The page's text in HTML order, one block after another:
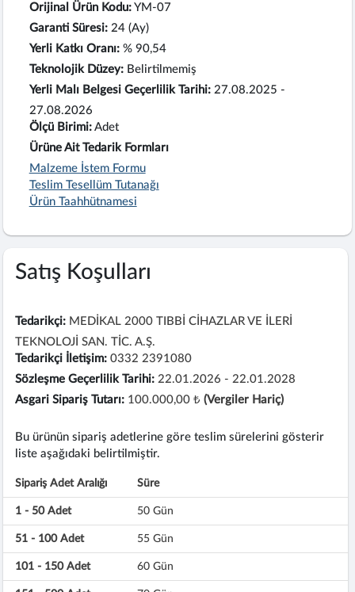
Orijinal Ürün Kodu: YM-07
Garanti Süresi: 24 (Ay)
Yerli Katkı Oranı: % 90,54
Teknolojik Düzey: Belirtilmemiş
Yerli Malı Belgesi Geçerlilik Tarihi: 27.08.2025 -
27.08.2026
Ölçü Birimi: Adet
Ürüne Ait Tedarik Formları
Malzeme İstem Formu
Teslim Tesellüm Tutanağı
Ürün Taahhütnamesi
Satış Koşulları
Tedarikçi: MEDİKAL 2000 TIBBİ CİHAZLAR VE İLERİ
TEKNOLOJİ SAN. TİC. A.Ş.
Tedarikçi İletişim: 0332 2391080
Sözleşme Geçerlilik Tarihi: 22.01.2026 - 22.01.2028
Asgari Sipariş Tutarı: 100.000,00 ₺(Vergiler Hariç)
Bu ürünün sipariş adetlerine göre teslim sürelerini gösterir
liste aşağıdaki belirtilmiştir.
Sipariş Adet Aralığı Süre
1 - 50 Adet 50 Gün
51 - 100 Adet 55 Gün
101 - 150 Adet 60 Gün